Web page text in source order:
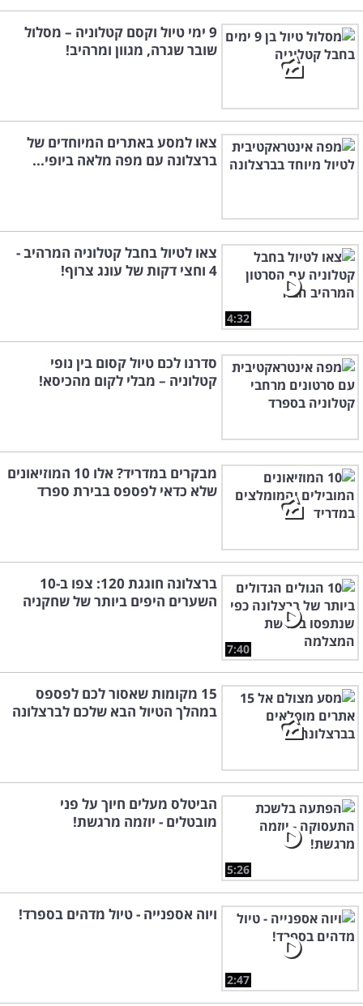
9 ימי טיול וקסם קטלוניה – מסלול
שובר שגרה, מגוון ומרהיב!
צאו למסע באתרים המיוחדים של
ברצלונה עם מפה מלאה ביופי...
4:32
צאו לטיול בחבל קטלוניה המרהיב -
4 וחצי דקות של עונג צרוף!
סדרנו לכם טיול קסום בין נופי
קטלוניה – מבלי לקום מהכיסא!
מבקרים במדריד? אלו 10 המוזיאונים
שלא כדאי לפספס בבירת ספרד
7:40
ברצלונה חוגגת 120: צפו ב-10
השערים היפים ביותר של שחקניה
15 מקומות שאסור לכם לפספס
במהלך הטיול הבא שלכם לברצלונה
5:26
הביטלס מעלים חיוך על פני
מובטלים - יוזמה מרגשת!
2:47
ויוה אספנייה - טיול מדהים בספרד!